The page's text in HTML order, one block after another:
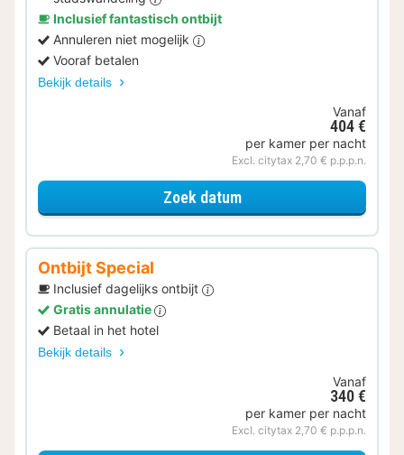
Inclusief fantastisch ontbijt
Annuleren niet mogelijk
Vooraf betalen
Bekijk details
Vanaf
404 €
per kamer per nacht
Excl. citytax 2,70 € p.p.p.n.
Zoek datumvoor Lokaal Genieten
Ontbijt Special
Inclusief dagelijks ontbijt
Gratis annulatie
Betaal in het hotel
Bekijk details
Vanaf
340 €
per kamer per nacht
Excl. citytax 2,70 € p.p.p.n.